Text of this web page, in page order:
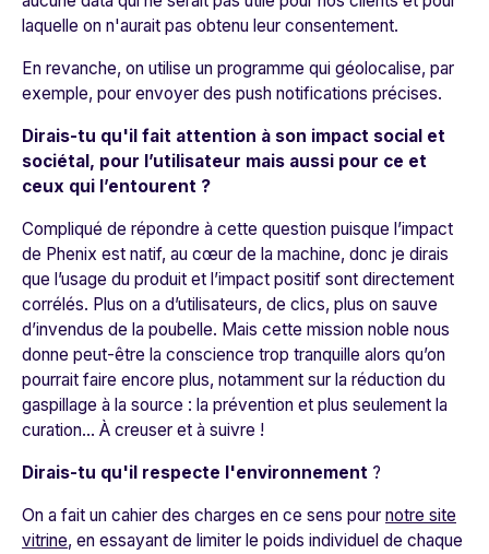
laquelle on n'aurait pas obtenu leur consentement.
En revanche, on utilise un programme qui géolocalise, par
exemple, pour envoyer des push notifications précises.
Dirais-tu qu'il fait attention à son impact social et
sociétal, pour l’utilisateur mais aussi pour ce et
ceux qui l’entourent ?
Compliqué de répondre à cette question puisque l’impact
de Phenix est natif, au cœur de la machine, donc je dirais
que l’usage du produit et l’impact positif sont directement
corrélés. Plus on a d’utilisateurs, de clics, plus on sauve
d’invendus de la poubelle. Mais cette mission noble nous
donne peut-être la conscience trop tranquille alors qu’on
pourrait faire encore plus, notamment sur la réduction du
gaspillage à la source : la prévention et plus seulement la
curation… À creuser et à suivre !
Dirais-tu qu'il respecte l'environnement ?
On a fait un cahier des charges en ce sens pour notre site
vitrine, en essayant de limiter le poids individuel de chaque